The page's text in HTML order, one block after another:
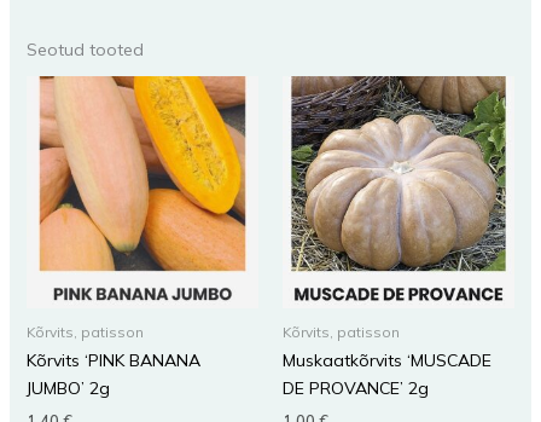
Seotud tooted
Kõrvits, patisson
Kõrvits ‘PINK BANANA
JUMBO’ 2g
Kõrvits, patisson
Muskaatkõrvits ‘MUSCADE
DE PROVANCE’ 2g